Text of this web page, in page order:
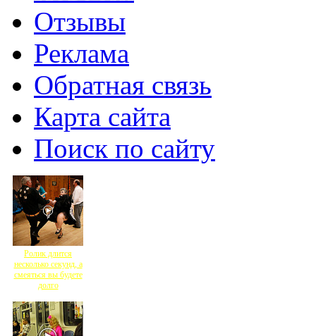
Отзывы
Реклама
Обратная связь
Карта сайта
Поиск по сайту
Ролик длится
несколько секунд, а
смеяться вы будете
долго